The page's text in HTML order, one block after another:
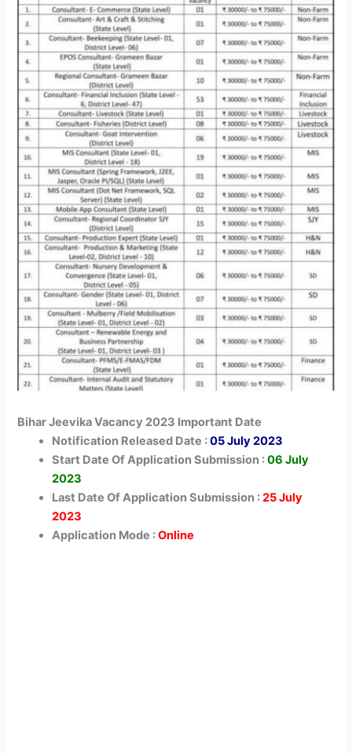
Bihar Jeevika Vacancy 2023 Important Date
Notification Released Date :05 July 2023
Start Date Of Application Submission :06 July
2023
Last Date Of Application Submission :25 July
2023
Application Mode :Online